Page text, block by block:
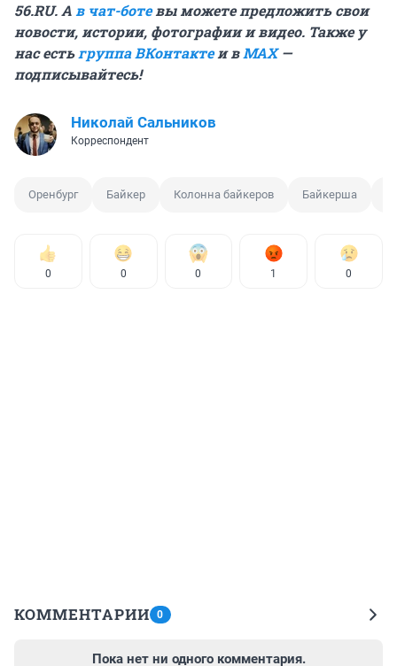
56.RU. А в чат-ботевы можете предложить свои
новости, истории, фотографии и видео. Также у
нас естьгруппа ВКонтактеи вMAX—
подписывайтесь!
Николай Сальников
Корреспондент
Оренбург Байкер Колонна байкеров Байкерша
0 0 0 1 0
КОММЕНТАРИИ 0
Пока нет ни одного комментария.